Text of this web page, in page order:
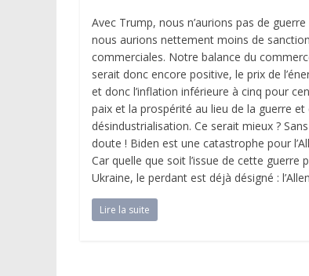
Avec Trump, nous n’aurions pas de
nous aurions nettement moins de
commerciales. Notre balance du
serait donc encore positive, le prix de
et donc l’inflation inférieure à cinq pour
paix et la prospérité au lieu de la guerre et
désindustrialisation. Ce serait mieux ?
doute ! Biden est une catastrophe pour
Car quelle que soit l’issue de cette guerre
Ukraine, le perdant est déjà désigné :
Lire la suite